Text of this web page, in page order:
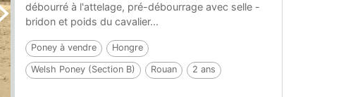
débourré à l'attelage, pré-débourrage avec selle -
bridon et poids du cavalier...
Poney à vendre Hongre
Welsh Poney (Section B) Rouan 2 ans